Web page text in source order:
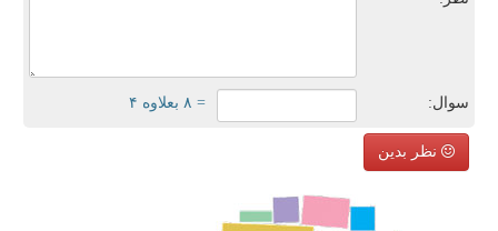
سوال: = ۸ بعلاوه ۴
نظر بدین